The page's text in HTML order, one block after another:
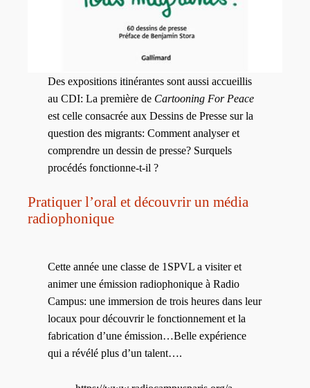
Des expositions itinérantes sont aussi accueillis
au CDI: La première de Cartooning For Peace
est celle consacrée aux Dessins de Presse sur la
question des migrants: Comment analyser et
comprendre un dessin de presse? Surquels
procédés fonctionne-t-il ?
Pratiquer l’oral et découvrir un média
radiophonique
Cette année une classe de 1SPVL a visiter et
animer une émission radiophonique à Radio
Campus: une immersion de trois heures dans leur
locaux pour découvrir le fonctionnement et la
fabrication d’une émission…Belle expérience
qui a révélé plus d’un talent….